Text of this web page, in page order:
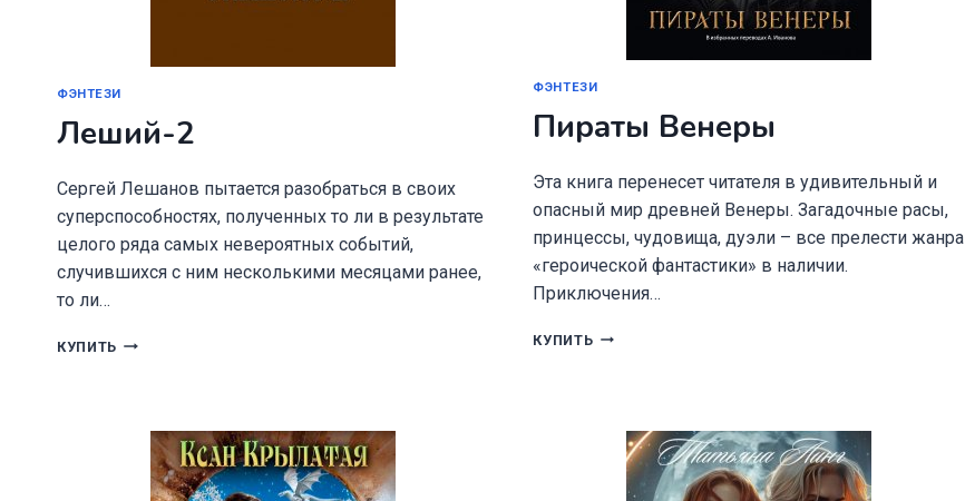
ФЭНТЕЗИ
Леший-2
Сергей Лешанов пытается разобраться в своих
суперспособностях, полученных то ли в результате
целого ряда самых невероятных событий,
случившихся с ним несколькими месяцами ранее,
то ли…
КУПИТЬ ЛЕШИЙ-2
ФЭНТЕЗИ
Пираты Венеры
Эта книга перенесет читателя в удивительный и
опасный мир древней Венеры. Загадочные расы,
принцессы, чудовища, дуэли – все прелести жанра
«героической фантастики» в наличии.
Приключения…
КУПИТЬ ПИРАТЫ